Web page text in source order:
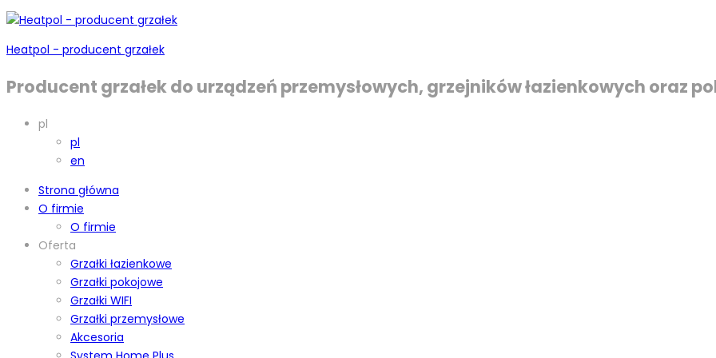
Heatpol - producent grzałek
Producent grzałek do urządzeń przemysłowych, grzejników łazienkowych oraz
pl
pl
en
Strona główna
O firmie
O firmie
Oferta
Grzałki łazienkowe
Grzałki pokojowe
Grzałki WIFI
Grzałki przemysłowe
Akcesoria